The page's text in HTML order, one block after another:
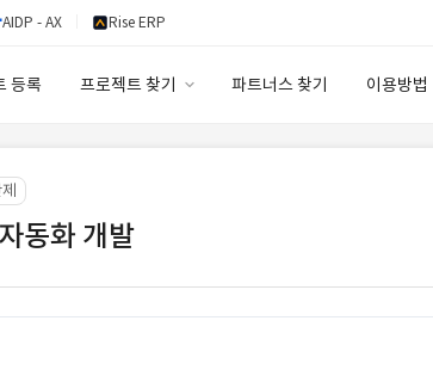
AIDP - AX Rise ERP
등록 프로젝트 찾기 파트너스 찾기 이용방법
동화 개발